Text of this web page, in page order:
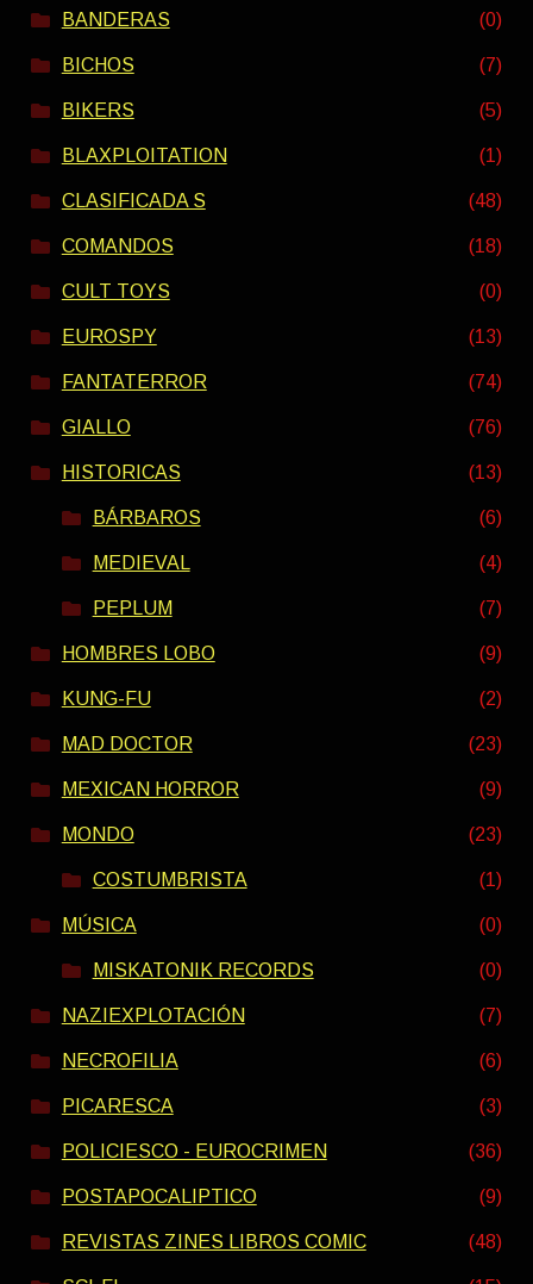
BANDERAS (0)
BICHOS (7)
BIKERS (5)
BLAXPLOITATION (1)
CLASIFICADA S (48)
COMANDOS (18)
CULT TOYS (0)
EUROSPY (13)
FANTATERROR (74)
GIALLO (76)
HISTORICAS (13)
BÁRBAROS (6)
MEDIEVAL (4)
PEPLUM (7)
HOMBRES LOBO (9)
KUNG-FU (2)
MAD DOCTOR (23)
MEXICAN HORROR (9)
MONDO (23)
COSTUMBRISTA (1)
MÚSICA (0)
MISKATONIK RECORDS (0)
NAZIEXPLOTACIÓN (7)
NECROFILIA (6)
PICARESCA (3)
POLICIESCO - EUROCRIMEN (36)
POSTAPOCALIPTICO (9)
REVISTAS ZINES LIBROS COMIC (48)